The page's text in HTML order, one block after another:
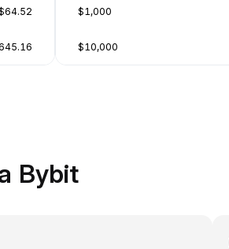
$1,000
$10,000
Bybit